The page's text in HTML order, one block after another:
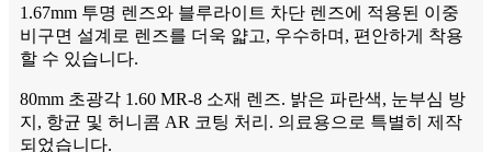
1.67mm 투명 렌즈와 블루라이트 차단 렌즈에 적용된 이중
비구면 설계로 렌즈를 더욱 얇고, 우수하며, 편안하게 착용
할 수 있습니다.
80mm 초광각 1.60 MR-8 소재 렌즈. 밝은 파란색, 눈부심 방
지, 항균 및 허니콤 AR 코팅 처리. 의료용으로 특별히 제작
되었습니다.